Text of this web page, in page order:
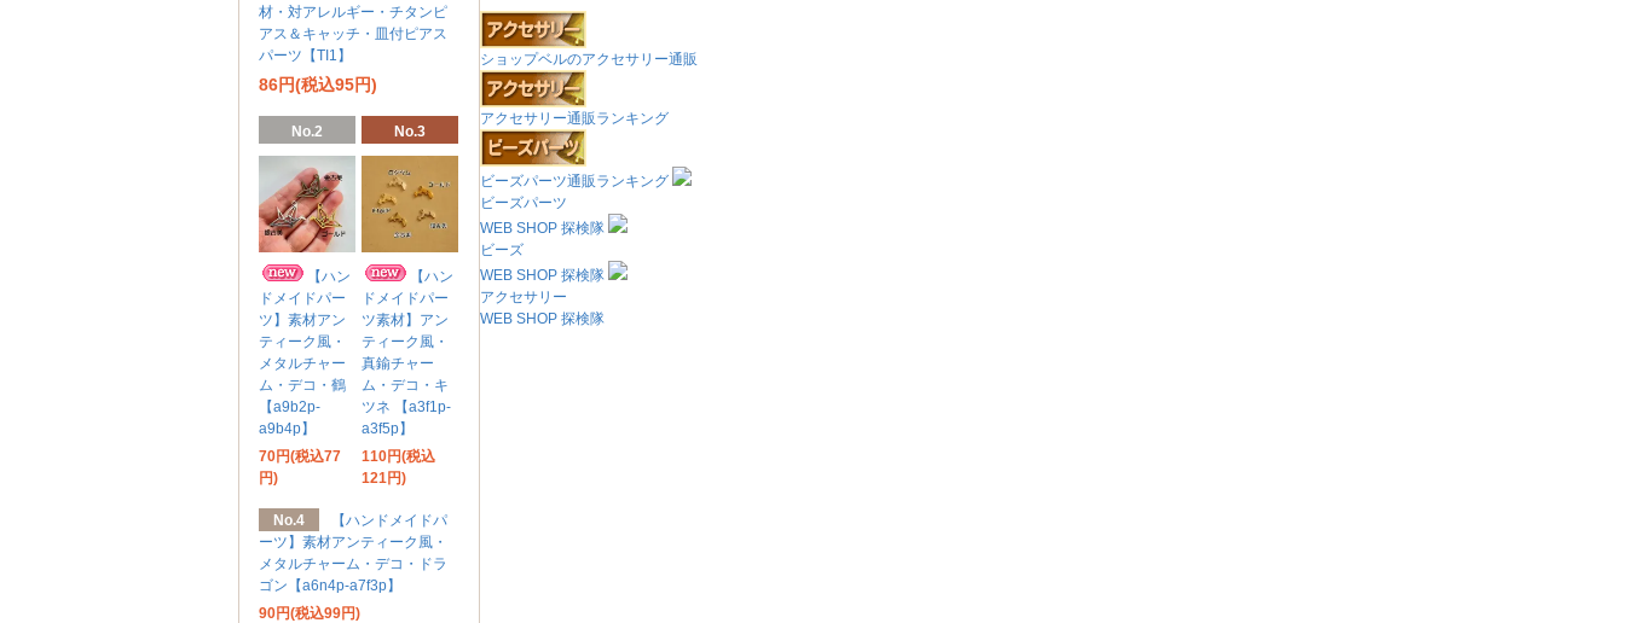
材・対アレルギー・チタンピ
アス＆キャッチ・皿付ピアス
パーツ【TI1】
86円(税込95円)
No.2
【ハン
ドメイドパー
ツ】素材アン
ティーク風・
メタルチャー
ム・デコ・鶴
【a9b2p-
a9b4p】
70円(税込77
円)
No.3
【ハン
ドメイドパー
ツ素材】アン
ティーク風・
真鍮チャー
ム・デコ・キ
ツネ 【a3f1p-
a3f5p】
110円(税込
121円)
No.4
【ハンドメイドパ
ーツ】素材アンティーク風・
メタルチャーム・デコ・ドラ
ゴン【a6n4p-a7f3p】
90円(税込99円)
ショップベルのアクセサリー通販
アクセサリー通販ランキング
ビーズパーツ通販ランキング
ビーズパーツ
WEB SHOP 探検隊
ビーズ
WEB SHOP 探検隊
アクセサリー
WEB SHOP 探検隊